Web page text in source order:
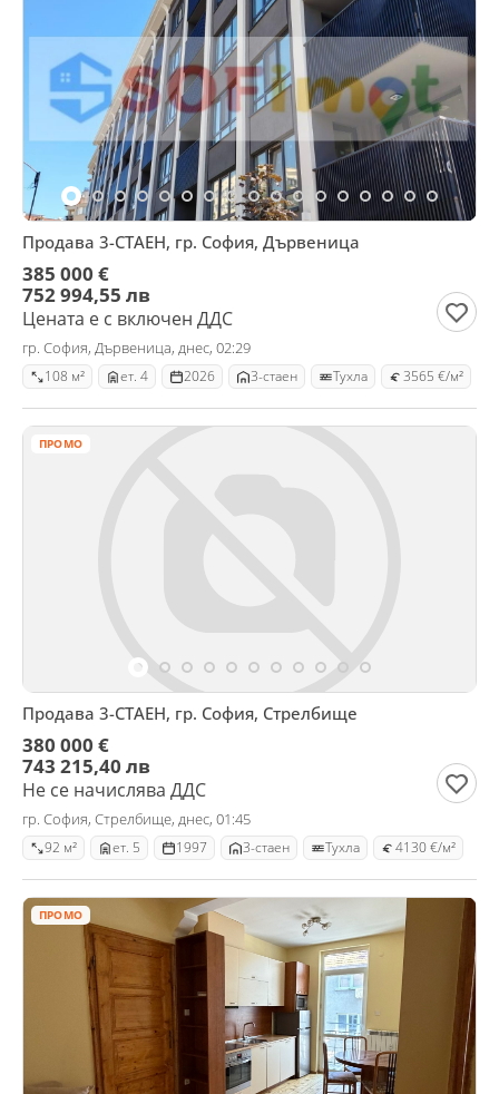
Продава 3-СТАЕН, гр. София, Дървеница
385 000 €
752 994,55 лв
Цената е с включен ДДС
гр. София, Дървеница, днес, 02:29
108 м² ет. 4 2026 3-стаен Тухла 3565 €/м²
ПРОМО
Продава 3-СТАЕН, гр. София, Стрелбище
380 000 €
743 215,40 лв
Не се начислява ДДС
гр. София, Стрелбище, днес, 01:45
92 м² ет. 5 1997 3-стаен Тухла 4130 €/м²
ПРОМО